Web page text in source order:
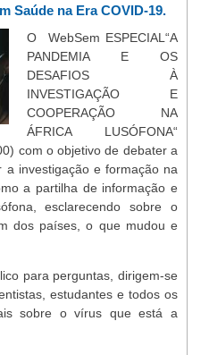
Saúde na Era COVID-19.
O WebSem ESPECIAL“A
PANDEMIA E OS
DESAFIOS À
INVESTIGAÇÃO E
COOPERAÇÃO NA
ÁFRICA LUSÓFONA“
com o objetivo de debater a
investigação e formação na
a partilha de informação e
esclarecendo sobre o
dos países, o que mudou e
para perguntas, dirigem-se
estudantes e todos os
sobre o vírus que está a